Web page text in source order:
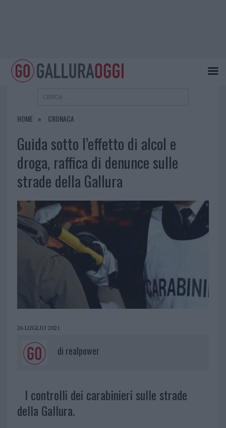
HOME CRONACA
Guida sotto l’effetto di alcol e
droga, raffica di denunce sulle
strade della Gallura
26 LUGLIO 2021
di realpower
I controlli dei carabinieri sulle strade
della Gallura.